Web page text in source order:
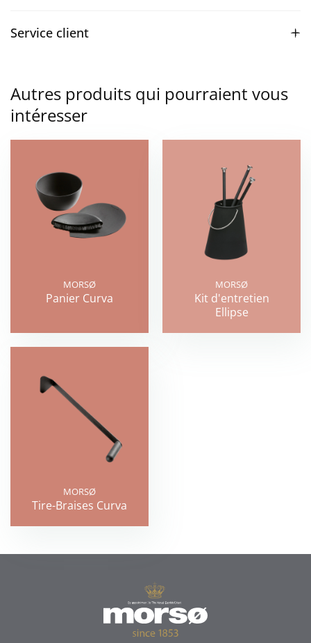
Service client
Autres produits qui pourraient vous
intéresser
MORSØ
Panier Curva
MORSØ
Kit d'entretien
Ellipse
MORSØ
Tire-Braises Curva